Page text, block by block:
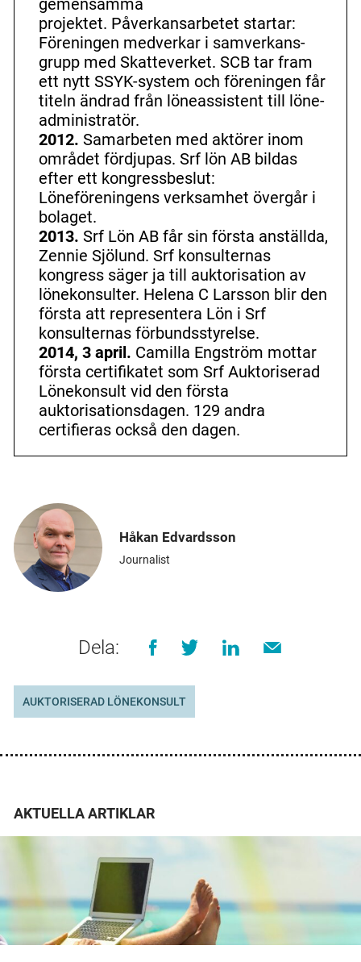
gemensamma
projektet. Påverkansarbetet startar:
Föreningen medverkar i samverkans­
grupp med Skatteverket. SCB tar fram
ett nytt SSYK-­system och föreningen får
titeln ändrad från löneassistent till löne­
administratör.
2012. Samarbeten med aktörer inom
området fördjupas. Srf lön AB bildas
efter ett kongressbeslut:
Löneföreningens verksamhet övergår i
bolaget.
2013. Srf Lön AB får sin första anställda,
Zennie Sjölund. Srf konsulternas
kongress säger ja till auktorisation av
lönekonsulter. Helena C Larsson blir den
första att representera Lön i Srf
konsulternas förbundsstyrelse.
2014, 3 april. Camilla Engström mottar
första certifikatet som Srf Auktoriserad
Lönekonsult vid den första
auktorisations­dagen. 129 andra
certifieras också den dagen.
Håkan Edvardsson
Journalist
Dela:
AUKTORISERAD LÖNEKONSULT
AKTUELLA ARTIKLAR